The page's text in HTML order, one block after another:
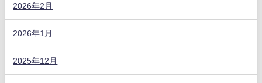
2026年2月
2026年1月
2025年12月